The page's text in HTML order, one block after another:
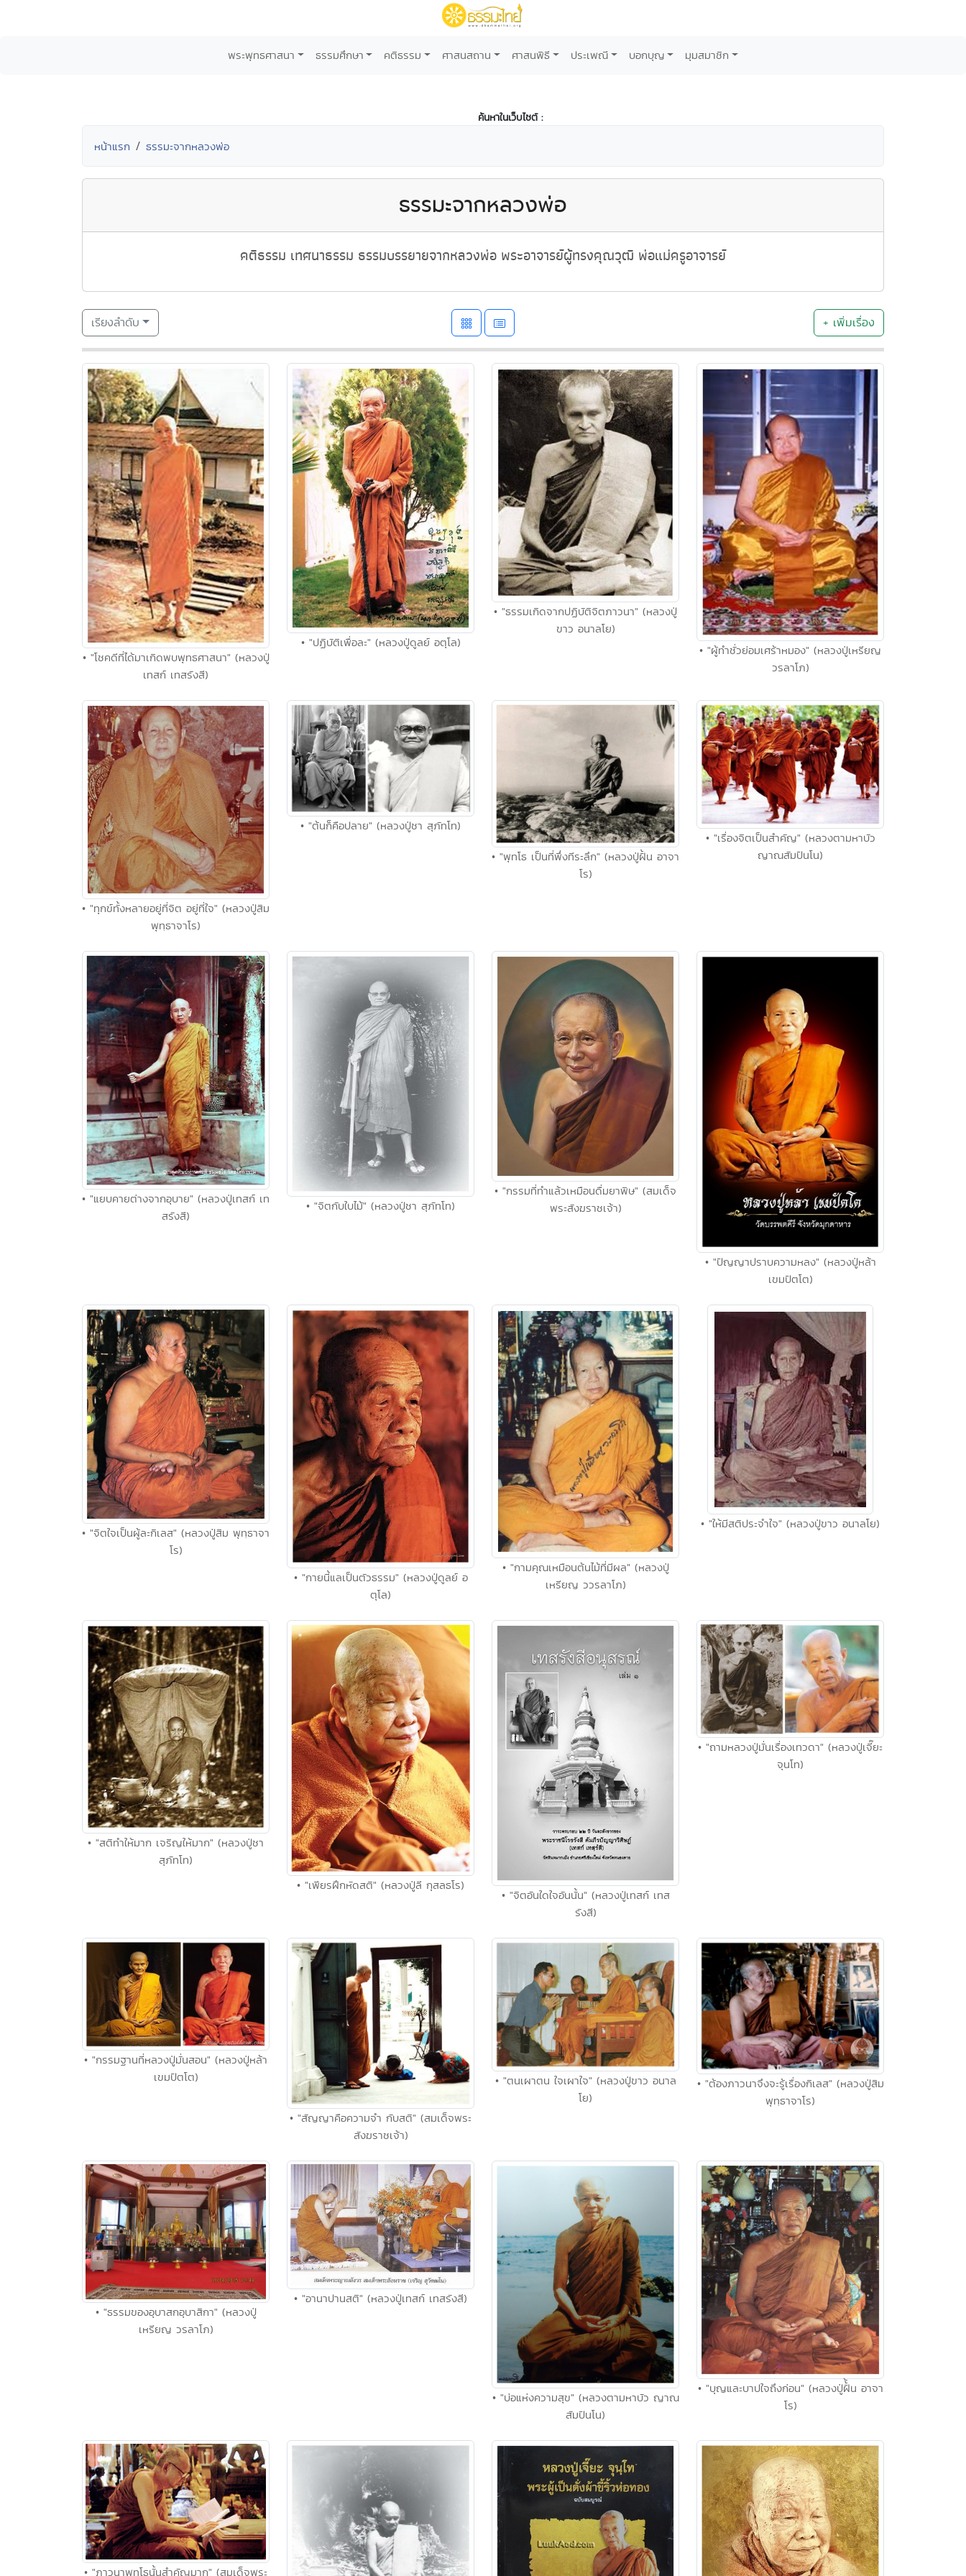
พระพุทธศาสนา ธรรมศึกษา คติธรรม ศาสนสถาน ศาสนพิธี ประเพณี บอกบุญ มุมสมาชิก
ค้นหาในเว็บไซต์ :
หน้าแรก ธรรมะจากหลวงพ่อ
ธรรมะจากหลวงพ่อ
คติธรรม เทศนาธรรม ธรรมบรรยายจากหลวงพ่อ พระอาจารย์ผู้ทรงคุณวุฒิ พ่อแม่ครูอาจารย์
เรียงลำดับ + เพิ่มเรื่อง
• "โชคดีที่ได้มาเกิดพบพุทธศาสนา" (หลวงปู่
เทสก์ เทสรังสี)
• "ปฏิบัติเพื่อละ" (หลวงปู่ดูลย์ อตุโล)
• "ธรรมเกิดจากปฏิบัติจิตภาวนา" (หลวงปู่
ขาว อนาลโย)
• "ผู้ทำชั่วย่อมเศร้าหมอง" (หลวงปู่เหรียญ
วรลาโภ)
• "ทุกข์ทั้งหลายอยู่ที่จิต อยู่ที่ใจ" (หลวงปู่สิม
พุทฺธาจาโร)
• "ต้นก็คือปลาย" (หลวงปู่ชา สุภัทโท)
• "พุทโธ เป็นที่พึ่งทีระลึก" (หลวงปู่ฝั้น อาจา
โร)
• "เรื่องจิตเป็นสำคัญ" (หลวงตามหาบัว
ญาณสัมปันโน)
• "แยบคายต่างจากอุบาย" (หลวงปู่เทสก์ เท
สรังสี)
• "จิตกับใบไม้" (หลวงปู่ชา สุภัทโท)
• "กรรมที่ทำแล้วเหมือนดื่มยาพิษ" (สมเด็จ
พระสังฆราชเจ้า)
• "ปัญญาปราบความหลง" (หลวงปู่หล้า
เขมปัตโต)
• "จิตใจเป็นผู้ละกิเลส" (หลวงปู่สิม พุทฺธาจา
โร)
• "กายนี้แลเป็นตัวธรรม" (หลวงปู่ดูลย์ อ
ตุโล)
• "กามคุณเหมือนต้นไม้ที่มีผล" (หลวงปู่
เหรียญ ววรลาโภ)
• "ให้มีสติประจำใจ" (หลวงปู่ขาว อนาลโย)
• "สติทำให้มาก เจริญให้มาก" (หลวงปู่ชา
สุภัทโท)
• "เพียรฝึกหัดสติ" (หลวงปู่ลี กุสลธโร)
• "จิตอันใดใจอันนั้น" (หลวงปู่เทสก์ เทส
รังสี)
• "ถามหลวงปู่มั่นเรื่องเทวดา" (หลวงปู่เจี๊ยะ
จุนโท)
• "กรรมฐานที่หลวงปู่มั่นสอน" (หลวงปู่หล้า
เขมปัตโต)
• "สัญญาคือความจำ กับสติ" (สมเด็จพระ
สังฆราชเจ้า)
• "ตนเผาตน ใจเผาใจ" (หลวงปู่ขาว อนาล
โย)
• "ต้องภาวนาจึงจะรู้เรื่องกิเลส" (หลวงปู่สิม
พุทฺธาจาโร)
• "ธรรมของอุบาสกอุบาสิกา" (หลวงปู่
เหรียญ วรลาโภ)
• "อานาปานสติ" (หลวงปู่เทสก์ เทสรังสี)
• "บ่อแห่งความสุข" (หลวงตามหาบัว ญาณ
สัมปันโน)
• "บุญและบาปใจถึงก่อน" (หลวงปู่ฝั้้น อาจา
โร)
• "ภาวนาพุทโธนั้นสำคัญมาก" (สมเด็จพระ